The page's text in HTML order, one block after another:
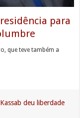
para
que teve também a
deu liberdade